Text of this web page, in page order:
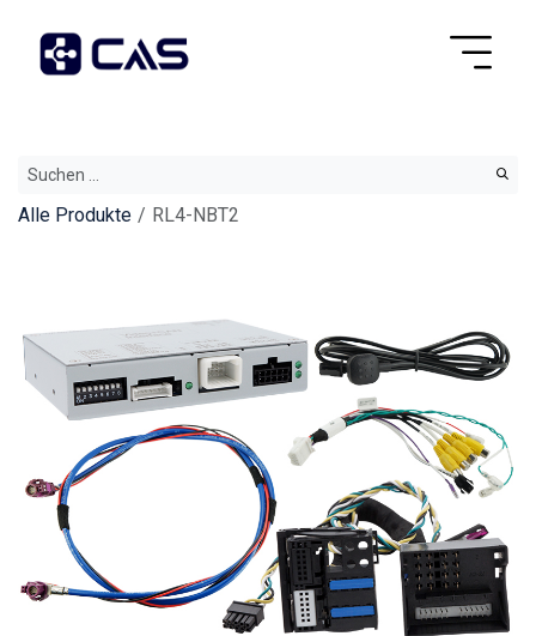
Alle Produkte RL4-NBT2